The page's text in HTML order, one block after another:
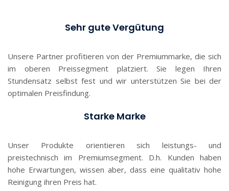
Sehr gute Vergütung
Unsere Partner profitieren von der Premiummarke, die sich
im oberen Preissegment platziert. Sie legen Ihren
Stundensatz selbst fest und wir unterstützen Sie bei der
optimalen Preisfindung.
Starke Marke
Unser Produkte orientieren sich leistungs- und
preistechnisch im Premiumsegment. D.h. Kunden haben
hohe Erwartungen, wissen aber, dass eine qualitativ hohe
Reinigung ihren Preis hat.